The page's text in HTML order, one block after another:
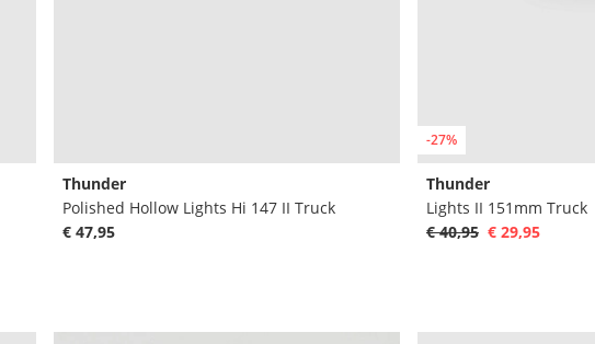
Thunder
Polished Hollow Lights Hi 147 II Truck
€ 47,95
-27%
Thunder
Lights II 151mm Truck
€ 40,95 € 29,95